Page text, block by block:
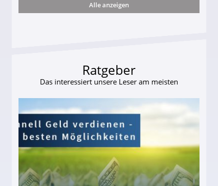
Mutter freigesprochen!
Alle anzeigen
Ratgeber
Das interessiert unsere Leser am meisten